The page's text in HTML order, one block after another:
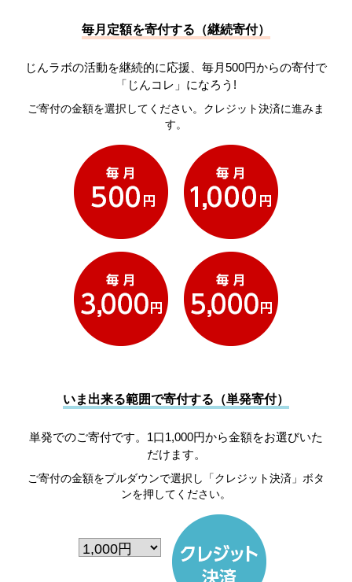
毎月定額を寄付する（継続寄付）
じんラボの活動を継続的に応援、毎月500円からの寄付で
「じんコレ」になろう!
ご寄付の金額を選択してください。クレジット決済に進みま
す。
いま出来る範囲で寄付する（単発寄付）
単発でのご寄付です。1口1,000円から金額をお選びいた
だけます。
ご寄付の金額をプルダウンで選択し「クレジット決済」ボタ
ンを押してください。